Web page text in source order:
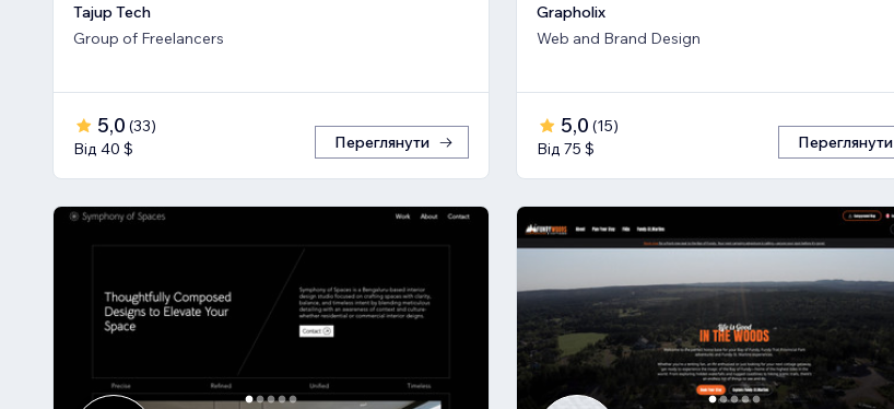
Tajup Tech
Group of Freelancers
5,0 (33)
Від 40 $
Переглянути
Grapholix
Web and Brand Design
5,0 (15)
Від 75 $
Переглянути